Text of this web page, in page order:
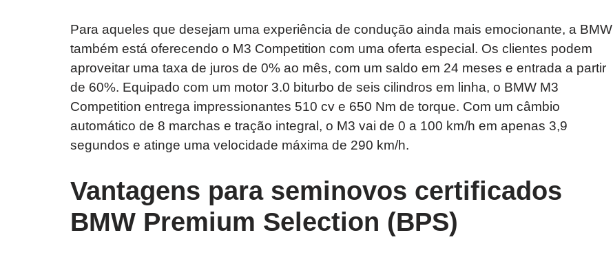
Para aqueles que desejam uma experiência de condução ainda mais emocionante, a BMW
também está oferecendo o M3 Competition com uma oferta especial. Os clientes podem
aproveitar uma taxa de juros de 0% ao mês, com um saldo em 24 meses e entrada a partir
de 60%. Equipado com um motor 3.0 biturbo de seis cilindros em linha, o BMW M3
Competition entrega impressionantes 510 cv e 650 Nm de torque. Com um câmbio
automático de 8 marchas e tração integral, o M3 vai de 0 a 100 km/h em apenas 3,9
segundos e atinge uma velocidade máxima de 290 km/h.
Vantagens para seminovos certificados
BMW Premium Selection (BPS)